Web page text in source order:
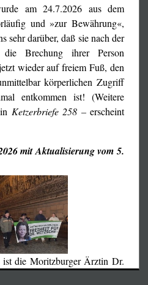
am 24.7.2026 aus dem
und »zur Bewährung«,
sehr darüber, daß sie nach der
Brechung ihrer Person
wieder auf freiem Fuß, den
körperlichen Zugriff
entkommen ist! (Weitere
Ketzerbriefe 258 –erscheint
mit Aktualisierung vom 5.
die Moritzburger Ärztin Dr.